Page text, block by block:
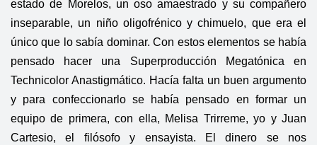
estado de Morelos, un oso amaestrado y su compañero
inseparable, un niño oligofrénico y chimuelo, que era el
único que lo sabía dominar. Con estos elementos se había
pensado hacer una Superproducción Megatónica en
Technicolor Anastigmático. Hacía falta un buen argumento
y para confeccionarlo se había pensado en formar un
equipo de primera, con ella, Melisa Trirreme, yo y Juan
Cartesio, el filósofo y ensayista. El dinero se nos